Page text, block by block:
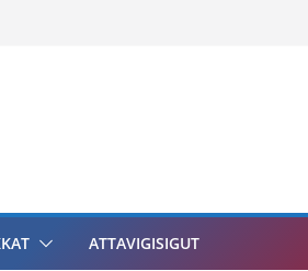
ATTAVIGISIGUT